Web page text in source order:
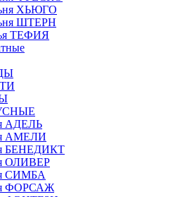
ХЬЮГО
ШТЕРН
ТЕФИЯ
АДЕЛЬ
АМЕЛИ
БЕНЕДИКТ
ОЛИВЕР
СИМБА
ФОРСАЖ